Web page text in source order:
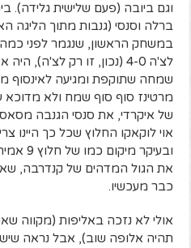
וגם ביובה (פעם שלישית גלידה).
ברלה וסנסי (גנבות מתוך הליגה
במשחק הראשון, שנגמר לפני
לצ'ה 4-0 (נכון, זו רק
שמחה שתוקפת ומגיעה לאינסוף
מרטינז סוף סוף שמח ולא מדוכא
של איקרדי, את סנסי הגנבה
אוי לוקאקו החלוץ שכל כך היינו
ובעיקר
את הגול המדהים של קנדרבה,
כבר מעכשיו.
אולי לא נזכה באליפות (מקווה
תהיה אלופה שוב), אבל נראה